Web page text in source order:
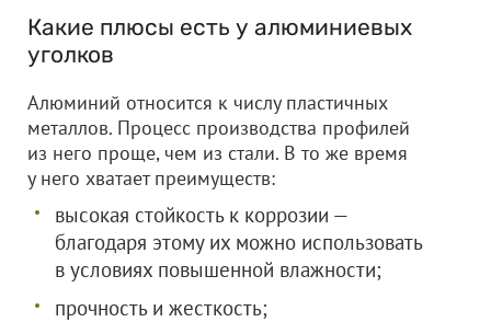
Какие плюсы есть у алюминиевых
уголков
Алюминий относится к числу пластичных
металлов. Процесс производства профилей
из него проще, чем из стали. В то же время
у него хватает преимуществ:
высокая стойкость к коррозии —
благодаря этому их можно использовать
в условиях повышенной влажности;
прочность и жесткость;